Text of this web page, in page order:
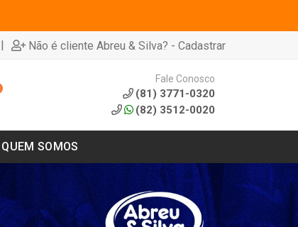
| Não é cliente Abreu & Silva? - Cadastrar
Fale Conosco
(81) 3771-0320
(82) 3512-0020
QUEM SOMOS